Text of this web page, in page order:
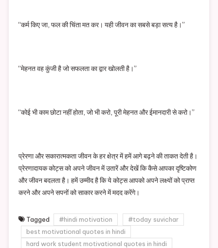
“कर्म किए जा, फल की चिंता मत कर। यही जीवन का सबसे बड़ा सत्य है।”
“मेहनत वह कुंजी है जो सफलता का द्वार खोलती है।”
“कोई भी काम छोटा नहीं होता, जो भी करो, पूरी मेहनत और ईमानदारी से करो।”
प्रेरणा और सकारात्मकता जीवन के हर क्षेत्र में हमें आगे बढ़ने की ताकत देती है।
प्रेरणादायक कोट्स को अपने जीवन में उतारें और देखें कि कैसे आपका दृष्टिकोण
और जीवन बदलता है। हमें उम्मीद है कि ये कोट्स आपको अपने लक्ष्यों को प्राप्त
करने और अपने सपनों को साकार करने में मदद करेंगे।
Tagged #hindi motivation
#today suvichar
best motivational quotes in hindi
hard work student motivational quotes in hindi